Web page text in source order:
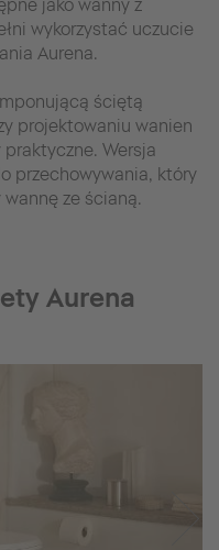
jako wanny z
wykorzystać uczucie
Aurena.
ściętą
projektowaniu wanien
Wersja
przechowywania, który
wannę ze ścianą.
Aurena